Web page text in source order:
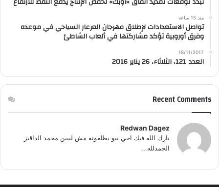
منذ 15 ساعة
تواصل الاستعدادات لإطلاق مهرجان العرعار السياحي في موعده
وفرق أوروبية تؤكد مشاركتها في ألعاب الشاطئ
18/11/2017
العدد 121، الثلاثاء، 26 يناير 2016
Recent Comments
Redwan Dagez
بارك الله فيك اخي يبو يطلعونه مش ليبين محمد الداقيز
الحمدلله...